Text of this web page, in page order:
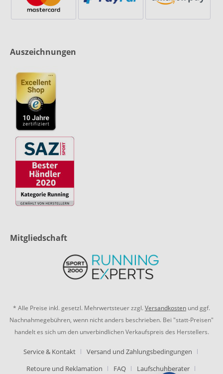
Auszeichnungen
Mitgliedschaft
* Alle Preise inkl. gesetzl. Mehrwertsteuer zzgl. Versandkosten und ggf.
Nachnahmegebühren, wenn nicht anders beschrieben. Bei "statt-Preisen"
handelt es sich um den unverbindlichen Verkaufspreis des Herstellers.
Service & Kontakt
Versand und Zahlungsbedingungen
Retoure und Reklamation
FAQ Laufschuhberater